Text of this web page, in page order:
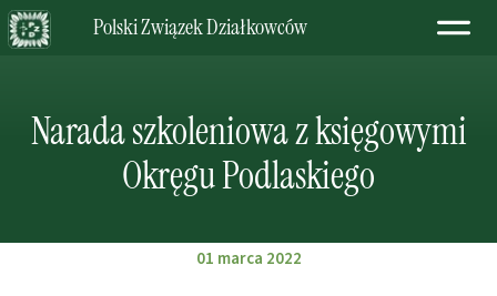
Polski Związek Działkowców
Narada szkoleniowa z księgowymi
Okręgu Podlaskiego
01 marca 2022